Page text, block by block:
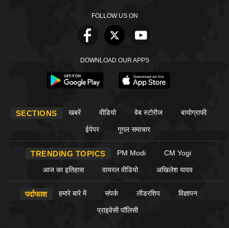
FOLLOW US ON
DOWNLOAD OUR APPS
SECTIONS खबरें वीडियो वेब स्टोरीज बायोग्राफी
ईपेपर गूगल समाचार
TRENDING TOPICS PM Modi CM Yogi
आज का इतिहास वायरल वीडियो अखिलेश यादव
पर्दाफाश हमारे बारे में संपर्क लीडरशिप विज्ञापन
प्राइवेसी पॉलिसी